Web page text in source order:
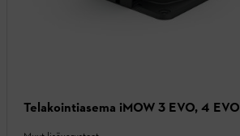
Telakointiasema iMOW 3 EVO, 4 EVO